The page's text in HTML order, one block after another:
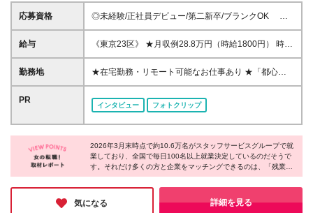
応募資格
◎未経験/正社員デビュー/第二新卒/ブランクOK ◎
高卒以上 ※紹介予定派遣について：就業先決定後、平
均3か月・最長6か月派遣社員として勤務した後、派遣
です！ 《こんな方にピッタリです！》 ■未経験から事
務デビューしたい ■大手企業の正社員になりたい ■残
仕事がしたい など ※「自分にどんな仕事が向いてい
のお仕事をご紹介します♪
給与
《東京23区》 ★月収例28.8万円（時給1800円） 時給
1400円～2000円 《東京23区以外》 ★月収例24.8万
円（時給1550円） 時給1250円～1750円 《関東（東
1500円） 時給1050円～1600円 《関西》 ★月収例
1090円～1450円 《四国》 時給1050円～1450円 《九
州・沖縄》 時給1060円～1450円 ※時給額はスキルや
経験、勤務地、派遣先により異なります。 ※残業代は
り替え後の年収は、雇用先の企業に準じます。
勤務地
★在宅勤務・リモート可能なお仕事あり ★「都心で
働きたい」「最寄りのエリアで働きたい」など希望を
考慮 ★転居を伴う転勤なし/U・Iターン歓迎 全国47都
道府県の派遣先にて勤務いただきます。
PR
インタビュー フォトクリップ
2026年3月末時点で約10.6万名がスタッフサービスグループで就
業しており、全国で毎日100名以上就業決定しているのだそうで
す。それだけ多くの方と企業をマッチングできるのは、「残業な
しがいい」「在宅で働きたい」など一人ひとりの理想を形にして
いるから。希望の職場で多くの方がのびのびと活躍している事実
にサポート体制の厚さを感じました。自分らしく働ける環境を探
している方は登録してみてはいかがでしょうか♪
気になる 詳細を見る